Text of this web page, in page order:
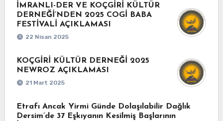
İMRANLI-DER VE KOÇGİRİ KÜLTÜR
DERNEĞİ’NDEN 2025 COGİ BABA
FESTİVALİ AÇIKLAMASI
22 Nisan 2025
KOÇGİRİ KÜLTÜR DERNEĞİ 2025
NEWROZ AÇIKLAMASI
21 Mart 2025
Etrafı Ancak Yirmi Günde Dolaşılabilir Dağlık
Dersim’de 37 Eşkıyanın Kesilmiş Başlarının